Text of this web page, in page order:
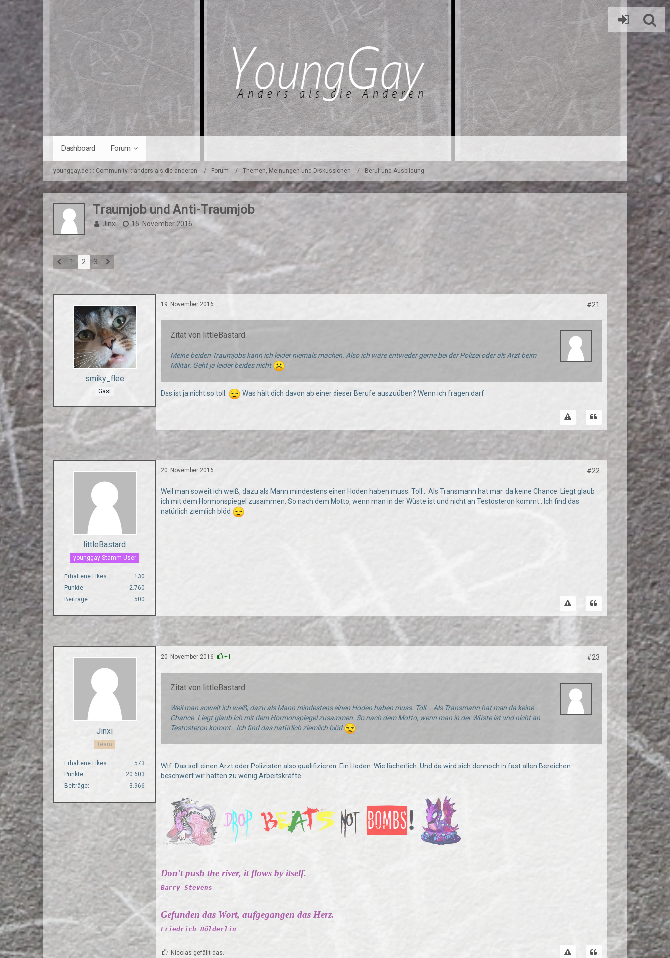
Dashboard Forum
younggay.de ::: Community :: anders als die anderen Forum Themen, Meinungen und Diskussionen Beruf und Ausbildung
Traumjob und Anti-Traumjob
Jinxi 15. November 2016
1 2 3
smiky_flee
Gast
19. November 2016 #21
Zitat von littleBastard
Meine beiden Traumjobs kann ich leider niemals machen. Also ich wäre entweder gerne bei der Polizei oder als Arzt beim
Militär. Geht ja leider beides nicht
Das ist ja nicht so toll. Was hält dich davon ab einer dieser Berufe auszuüben? Wenn ich fragen darf
littleBastard
younggay Stamm-User
Erhaltene Likes
130
Punkte
2.760
Beiträge
500
20. November 2016 #22
Weil man soweit ich weiß, dazu als Mann mindestens einen Hoden haben muss. Toll... Als Transmann hat man da keine Chance. Liegt glaub
ich mit dem Hormonspiegel zusammen. So nach dem Motto, wenn man in der Wüste ist und nicht an Testosteron kommt.. Ich find das
natürlich ziemlich blöd
Jinxi
Team
Erhaltene Likes
573
Punkte
20.603
Beiträge
3.966
20. November 2016 +1 #23
Zitat von littleBastard
Weil man soweit ich weiß, dazu als Mann mindestens einen Hoden haben muss. Toll... Als Transmann hat man da keine
Chance. Liegt glaub ich mit dem Hormonspiegel zusammen. So nach dem Motto, wenn man in der Wüste ist und nicht an
Testosteron kommt.. Ich find das natürlich ziemlich blöd
Wtf. Das soll einen Arzt oder Polizisten also qualifizieren. Ein Hoden. Wie lächerlich. Und da wird sich dennoch in fast allen Bereichen
beschwert wir hätten zu wenig Arbeitskräfte...
Don't push the river, it flows by itself.
Barry Stevens
Gefunden das Wort, aufgegangen das Herz.
Friedrich Hölderlin
Nicolas gefällt das.